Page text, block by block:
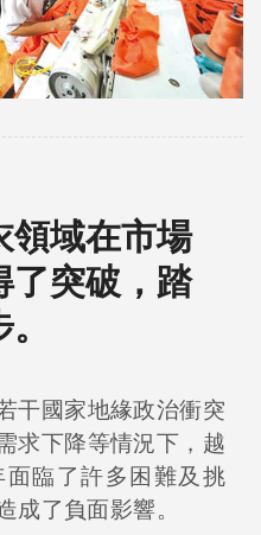
領域在市場
了突破，踏
干國家地緣政治衝突
求下降等情況下，越
臨了許多困難及挑
成了負面影響。